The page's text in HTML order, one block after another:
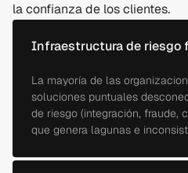
la confianza de los clientes.
Infraestructura de riesgo
La mayoría de las
soluciones puntuales
de riesgo (integración, fraude,
que genera lagunas e